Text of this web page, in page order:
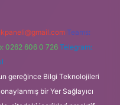
Teams:
0262 606 0 726 Telegram:
gereğince Bilgi Teknolojileri
bir Yer Sağlayıcı